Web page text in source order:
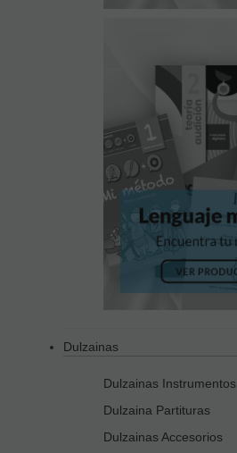
Dulzainas
Dulzainas Instrumentos
Dulzaina Partituras
Dulzainas Accesorios